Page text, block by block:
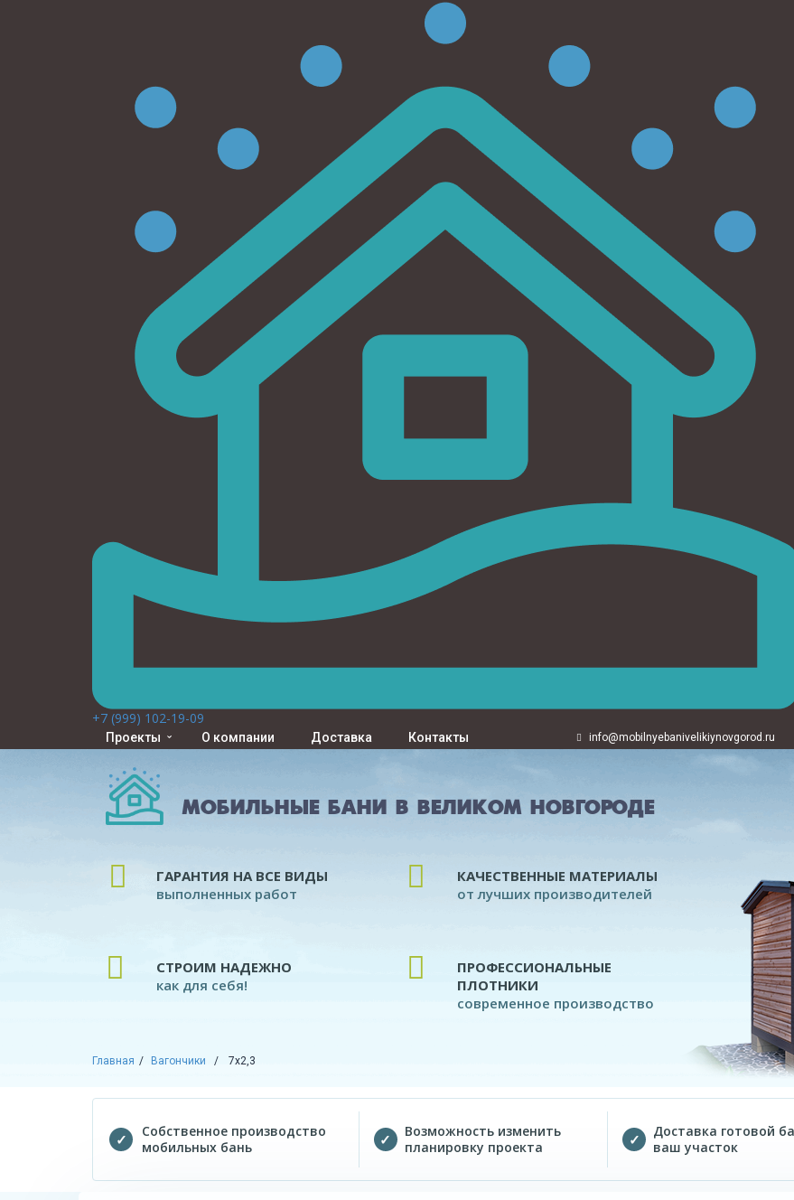
+7 (999) 102-19-09
Проекты О компании Доставка Контакты info@mobilnyebanivelikiynovgorod.ru
МОБИЛЬНЫЕ БАНИ В ВЕЛИКОМ НОВГОРОДЕ
ГАРАНТИЯ НА ВСЕ ВИДЫ
выполненных работ
КАЧЕСТВЕННЫЕ МАТЕРИАЛЫ
от лучших производителей
СТРОИМ НАДЕЖНО
как для себя!
ПРОФЕССИОНАЛЬНЫЕ
ПЛОТНИКИ
современное производство
Главная Вагончики 7х2,3
Собственное производство
мобильных бань
Возможность изменить
планировку проекта
Доставка готовой
ваш участок